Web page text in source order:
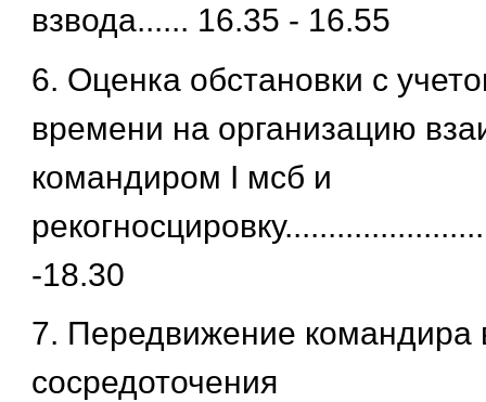
взвода...... 16.35 - 16.55
6. Оценка обстановки с
времени на организацию
командиром I мсб и
-18.30
7. Передвижение командира
сосредоточения